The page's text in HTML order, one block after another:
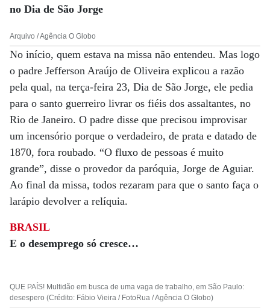
no Dia de São Jorge
Arquivo / Agência O Globo
No início, quem estava na missa não entendeu. Mas logo
o padre Jefferson Araújo de Oliveira explicou a razão
pela qual, na terça-feira 23, Dia de São Jorge, ele pedia
para o santo guerreiro livrar os fiéis dos assaltantes, no
Rio de Janeiro. O padre disse que precisou improvisar
um incensório porque o verdadeiro, de prata e datado de
1870, fora roubado. “O fluxo de pessoas é muito
grande”, disse o provedor da paróquia, Jorge de Aguiar.
Ao final da missa, todos rezaram para que o santo faça o
larápio devolver a relíquia.
BRASIL
E o desemprego só cresce…
QUE PAÍS! Multidão em busca de uma vaga de trabalho, em São Paulo:
desespero (Crédito: Fábio Vieira / FotoRua / Agência O Globo)